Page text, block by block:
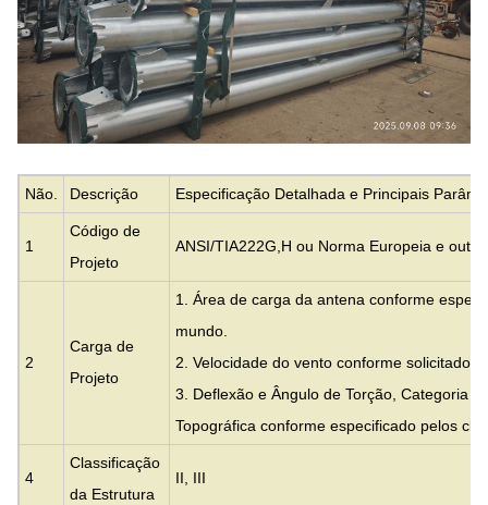
Não. Descrição Especificação Detalhada e Principais
1
Código de
Projeto
ANSI/TIA222G,H ou Norma Europeia e
2
Carga de
Projeto
1. Área de carga da antena conforme
mundo.
2. Velocidade do vento conforme solicitado
3. Deflexão e Ângulo de Torção, Categoria
Topográfica conforme especificado pelos
4
Classificação
da Estrutura
II, III